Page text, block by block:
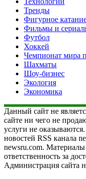
Тренды
Фигурное
Фильмы и
Футбол
Хоккей
Чемпионат мира
Шахматы
Шоу-бизнес
Экология
Экономика
Данный сайт не
сайте ни чего не
услуги не
новостей RSS канала
newsru.com.
ответственность за
Администрация сайта